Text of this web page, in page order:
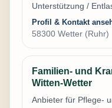
Unterstützung /
Profil & Kontakt
58300 Wetter (Ruhr)
Familien- und
Witten-Wetter
Anbieter für Pflege-